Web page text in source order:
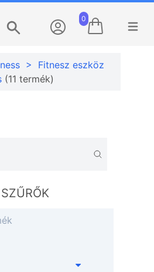
0
Menü
>
Fitnesz eszköz
(11 termék)